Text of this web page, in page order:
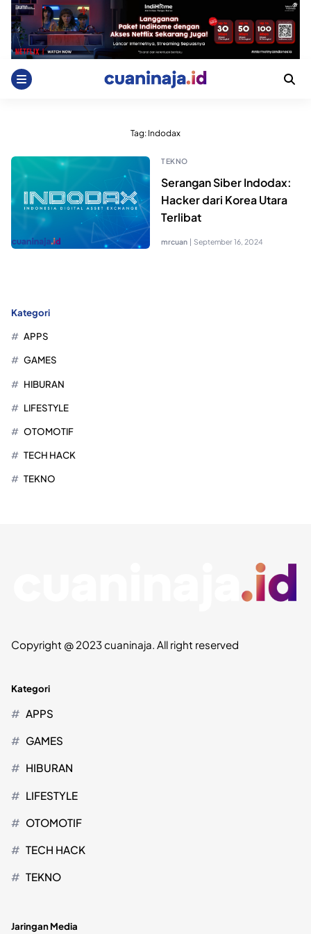
Skip
content
Tag: Indodax
TEKNO
Serangan Siber Indodax:
Hacker dari Korea Utara
Terlibat
mrcuan | September 16, 2024
Kategori
APPS
GAMES
HIBURAN
LIFESTYLE
OTOMOTIF
TECH HACK
TEKNO
Copyright @ 2023 cuaninaja. All right reserved
Kategori
APPS
GAMES
HIBURAN
LIFESTYLE
OTOMOTIF
TECH HACK
TEKNO
Jaringan Media